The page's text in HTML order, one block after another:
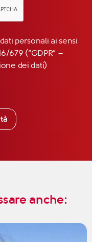
personali ai sensi
679 (“GDPR” –
dei dati)
anche: